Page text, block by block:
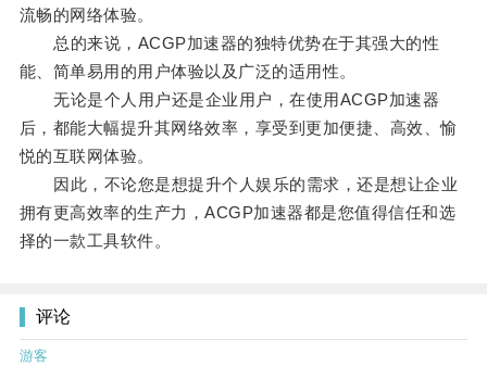
流畅的网络体验。
总的来说，ACGP加速器的独特优势在于其强大的性
能、简单易用的用户体验以及广泛的适用性。
无论是个人用户还是企业用户，在使用ACGP加速器
后，都能大幅提升其网络效率，享受到更加便捷、高效、愉
悦的互联网体验。
因此，不论您是想提升个人娱乐的需求，还是想让企业
拥有更高效率的生产力，ACGP加速器都是您值得信任和选
择的一款工具软件。
评论
游客